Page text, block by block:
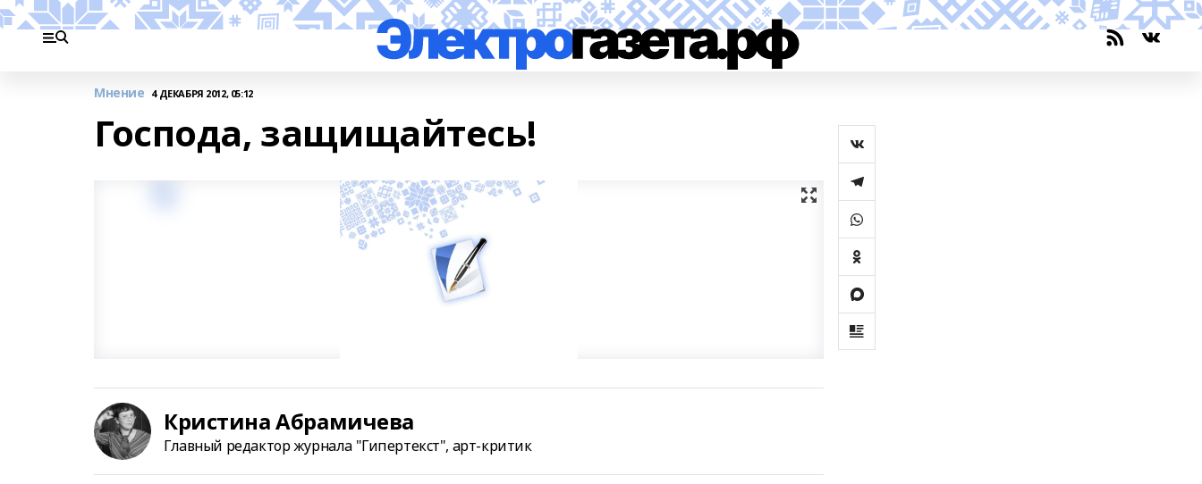
Мнение 4 ДЕКАБРЯ 2012, 05:12
Господа, защищайтесь!
Кристина Абрамичева
Главный редактор журнала "Гипертекст", арт-критик